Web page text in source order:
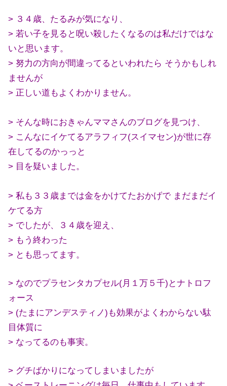
> ３４歳、たるみが気になり、
> 若い子を見ると呪い殺したくなるのは私だけではな
いと思います。
> 努力の方向が間違ってるといわれたら そうかもしれ
ませんが
> 正しい道もよくわかりません。
> そんな時におきゃんママさんのブログを見つけ、
> こんなにイケてるアラフィフ(スイマセン)が世に存
在してるのかっっと
> 目を疑いました。
> 私も３３歳までは金をかけてたおかげで まだまだイ
ケてる方
> でしたが、３４歳を迎え、
> もう終わった
> とも思ってます。
> なのでプラセンタカプセル(月１万５千)とナトロフ
ォース
> (たまにアンデスティノ)も効果がよくわからない駄
目体質に
> なってるのも事実。
> グチばかりになってしまいましたが